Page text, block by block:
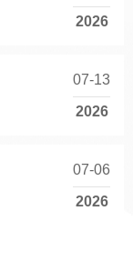
2026
07-13
2026
07-06
2026